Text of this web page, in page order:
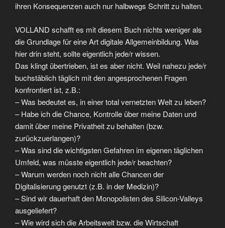
ihren Konsequenzen auch nur halbwegs Schritt zu halten.
VOLLAND schafft es mit diesem Buch nichts weniger als
die Grundlage für eine Art digitale Allgemeinbildung. Was
hier drin steht, sollte eigentlich jede/r wissen.
Das klingt übertrieben, ist es aber nicht. Weil nahezu jede/r
buchstäblich täglich mit den angesprochenen Fragen
konfrontiert ist, z.B.:
– Was bedeutet es, in einer total vernetzten Welt zu leben?
– Habe ich die Chance, Kontrolle über meine Daten und
damit über meine Privatheit zu behalten (bzw.
zurückzuerlangen)?
– Was sind die wichtigsten Gefahren im eigenen täglichen
Umfeld, was müsste eigentlich jede/r beachten?
– Warum werden noch nicht alle Chancen der
Digitalisierung genutzt (z.B. in der Medizin)?
– Sind wir dauerhaft den Monopolisten des Silicon-Valleys
ausgeliefert?
– Wie wird sich die Arbeitswelt bzw. die Wirtschaft